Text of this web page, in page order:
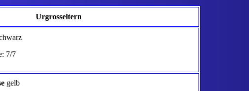
Urgrosseltern
7/7
gelb